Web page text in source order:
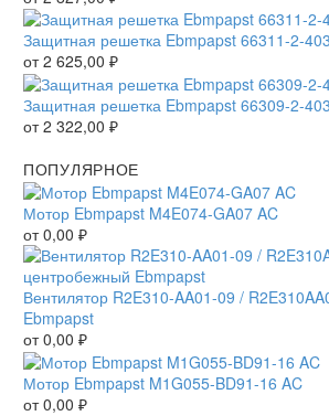
Защитная решетка Ebmpapst 66311-2-
от2 625,00 ₽
Защитная решетка Ebmpapst 66309-2-
от2 322,00 ₽
ПОПУЛЯРНОЕ
Мотор Ebmpapst M4E074-GA07 AC
от0,00 ₽
Вентилятор R2E310-AA01-09 /
Ebmpapst
от0,00 ₽
Мотор Ebmpapst M1G055-BD91-16 AC
от0,00 ₽